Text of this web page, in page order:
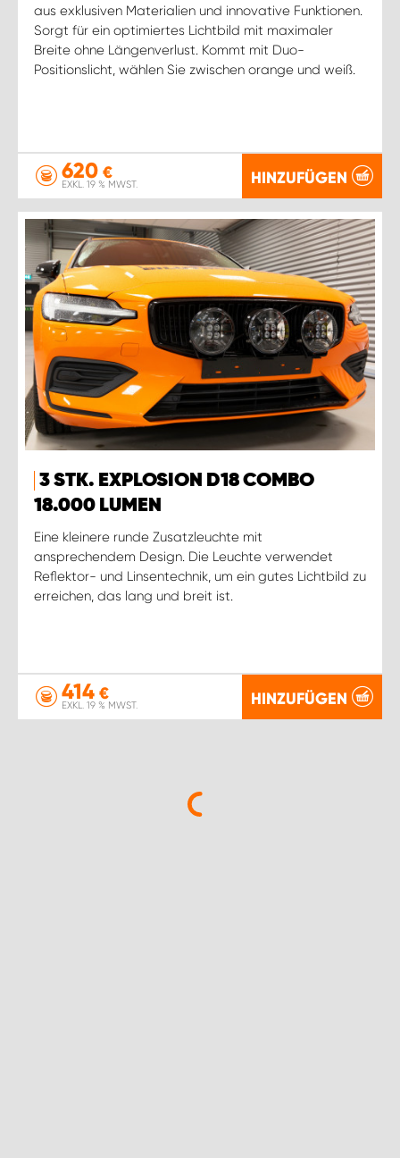
aus exklusiven Materialien und innovative Funktionen.
Sorgt für ein optimiertes Lichtbild mit maximaler
Breite ohne Längenverlust. Kommt mit Duo-
Positionslicht, wählen Sie zwischen orange und weiß.
620 €
EXKL. 19 % MWST. HINZUFÜGEN
3 STK. EXPLOSION D18 COMBO
18.000 LUMEN
Eine kleinere runde Zusatzleuchte mit
ansprechendem Design. Die Leuchte verwendet
Reflektor- und Linsentechnik, um ein gutes Lichtbild zu
erreichen, das lang und breit ist.
414 €
EXKL. 19 % MWST. HINZUFÜGEN